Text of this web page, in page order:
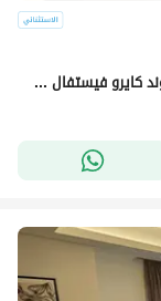
شقه مطبخ وتكييفات واجهزه الترا مودرن في كومبوند كايرو فيستفال بسعر مميز للايجار